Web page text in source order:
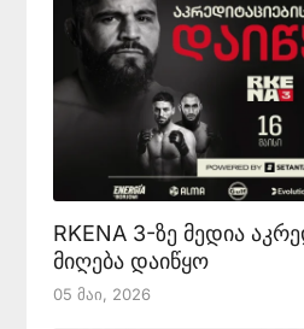
RKENA 3-ზე მედია
მიღება დაიწყო
05 Მაი, 2026